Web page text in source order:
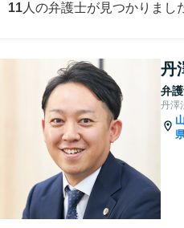
11 人の弁護士が見つかりまし
丹
弁
丹澤